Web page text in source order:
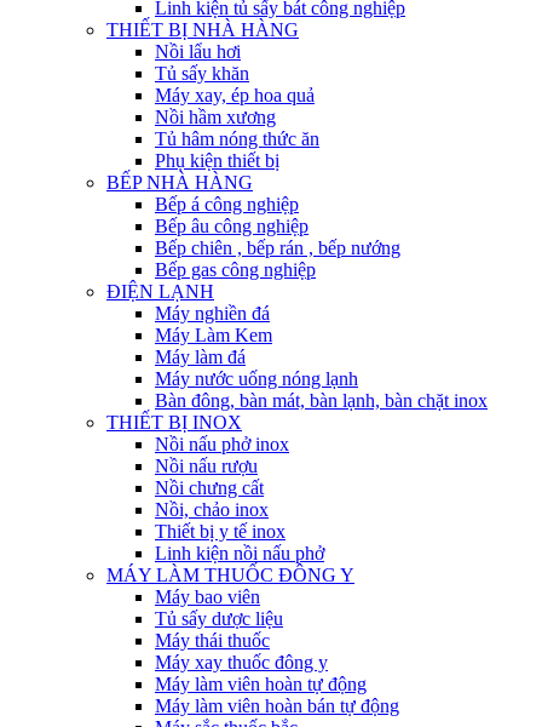
Linh kiện tủ sấy bát công nghiệp
THIẾT BỊ NHÀ HÀNG
Nồi lẩu hơi
Tủ sấy khăn
Máy xay, ép hoa quả
Nồi hầm xương
Tủ hâm nóng thức ăn
Phụ kiện thiết bị
BẾP NHÀ HÀNG
Bếp á công nghiệp
Bếp âu công nghiệp
Bếp chiên , bếp rán , bếp nướng
Bếp gas công nghiệp
ĐIỆN LẠNH
Máy nghiền đá
Máy Làm Kem
Máy làm đá
Máy nước uống nóng lạnh
Bàn đông, bàn mát, bàn lạnh, bàn chặt inox
THIẾT BỊ INOX
Nồi nấu phở inox
Nồi nấu rượu
Nồi chưng cất
Nồi, chảo inox
Thiết bị y tế inox
Linh kiện nồi nấu phở
MÁY LÀM THUỐC ĐÔNG Y
Máy bao viên
Tủ sấy dược liệu
Máy thái thuốc
Máy xay thuốc đông y
Máy làm viên hoàn tự động
Máy làm viên hoàn bán tự động